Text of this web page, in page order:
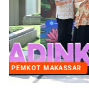
EKONOMI